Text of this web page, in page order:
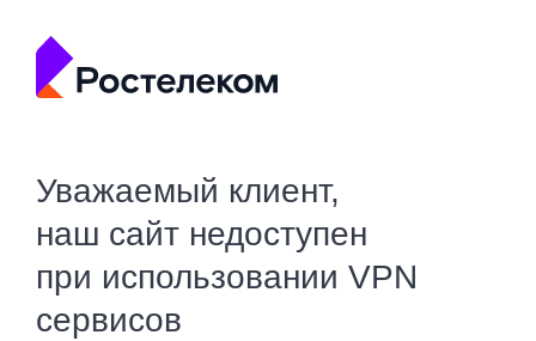
Уважаемый клиент,
наш сайт недоступен
при использовании VPN
сервисов